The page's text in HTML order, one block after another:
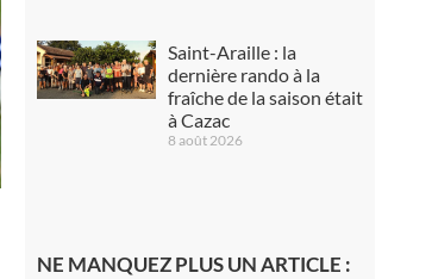
Saint-Araille : la
dernière rando à la
fraîche de la saison était
à Cazac
8 août 2026
NE MANQUEZ PLUS UN ARTICLE :